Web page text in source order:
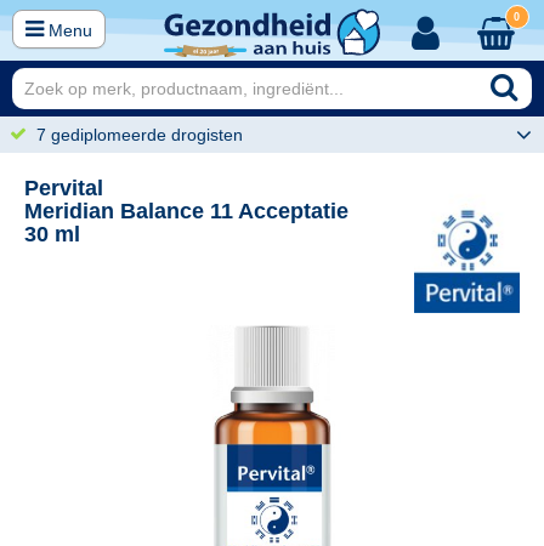
Menu
0
7 gediplomeerde drogisten
Pervital
Meridian Balance 11 Acceptatie
30 ml